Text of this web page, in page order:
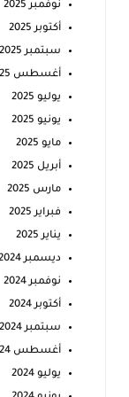
نوفمبر 2025
أكتوبر 2025
سبتمبر 2025
أغسطس 2025
يوليو 2025
يونيو 2025
مايو 2025
أبريل 2025
مارس 2025
فبراير 2025
يناير 2025
ديسمبر 2024
نوفمبر 2024
أكتوبر 2024
سبتمبر 2024
أغسطس 2024
يوليو 2024